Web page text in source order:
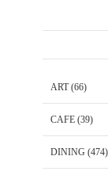
ART(66)
CAFE (39)
DINING (474)